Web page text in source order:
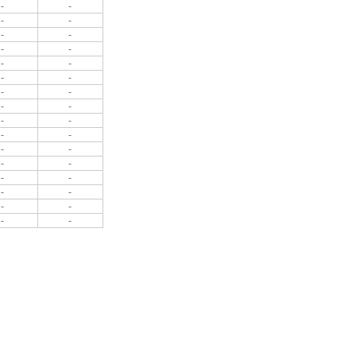
-
-
-
-
-
-
-
-
-
-
-
-
-
-
-
-
-
-
-
-
-
-
-
-
-
-
-
-
-
-
- -